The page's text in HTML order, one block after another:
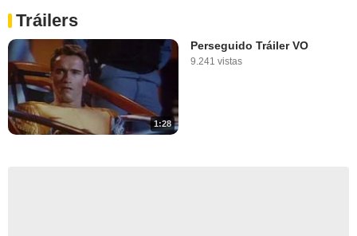
Tráilers
1:28
Perseguido Tráiler VO
9.241 vistas